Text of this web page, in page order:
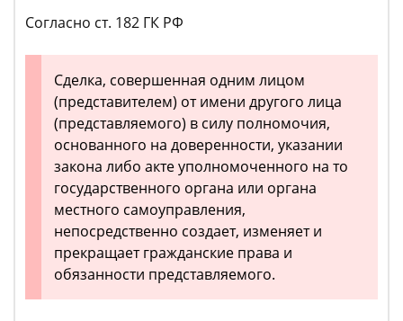
Согласно ст. 182 ГК РФ
Сделка, совершенная одним лицом
(представителем) от имени другого лица
(представляемого) в силу полномочия,
основанного на доверенности, указании
закона либо акте уполномоченного на то
государственного органа или органа
местного самоуправления,
непосредственно создает, изменяет и
прекращает гражданские права и
обязанности представляемого.